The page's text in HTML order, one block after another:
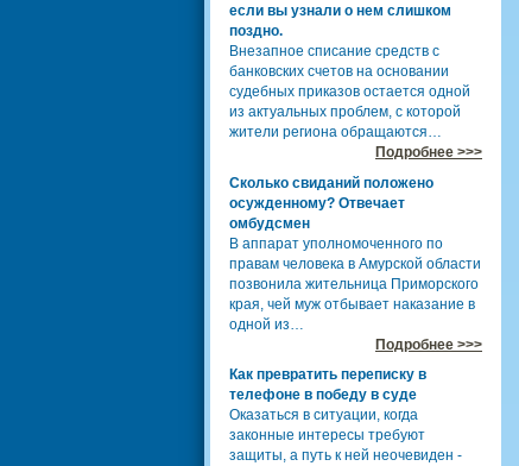
если вы узнали о нем слишком
поздно.
Внезапное списание средств с
банковских счетов на основании
судебных приказов остается одной
из актуальных проблем, с которой
жители региона обращаются…
Подробнее >>>
Сколько свиданий положено
осужденному? Отвечает
омбудсмен
В аппарат уполномоченного по
правам человека в Амурской области
позвонила жительница Приморского
края, чей муж отбывает наказание в
одной из…
Подробнее >>>
Как превратить переписку в
телефоне в победу в суде
Оказаться в ситуации, когда
законные интересы требуют
защиты, а путь к ней неочевиден -